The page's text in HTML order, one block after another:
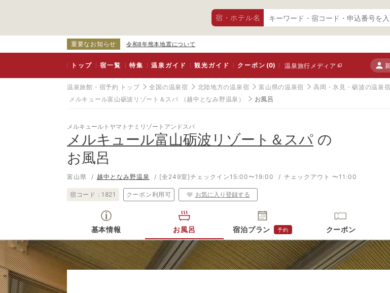
宿・ホテル名
重要なお知らせ 令和8年熊本地震について
トップ 宿一覧 特集 温泉ガイド 観光ガイド クーポン(0) 温泉旅行メディア
温泉旅館・宿予約 トップ 全国の温泉宿 北陸地方の温泉宿 富山県の温泉宿 高岡・氷見・砺波の温泉宿
メルキュール富山砺波リゾート＆スパ
（越中となみ野温泉） お風呂
メルキュールトヤマトナミリゾートアンドスパ
メルキュール富山砺波リゾート＆スパ の
お風呂
富山県 越中となみ野温泉 [全249室]チェックイン15:00〜19:00 チェックアウト 〜11:00
宿コード : 1821 クーポン利用可 お気に入り登録する
基本情報 お風呂 宿泊プラン 予約 クーポン